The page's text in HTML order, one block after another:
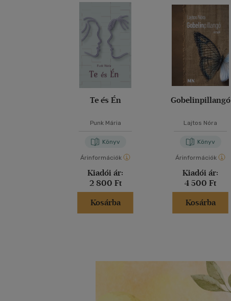
Te és Én
Punk Mária
Könyv
Árinformációk
Kiadói ár:
2 800 Ft
Kosárba
Gobelinpillangó
Lajtos Nóra
Könyv
Árinformációk
Kiadói ár:
4 500 Ft
Kosárba